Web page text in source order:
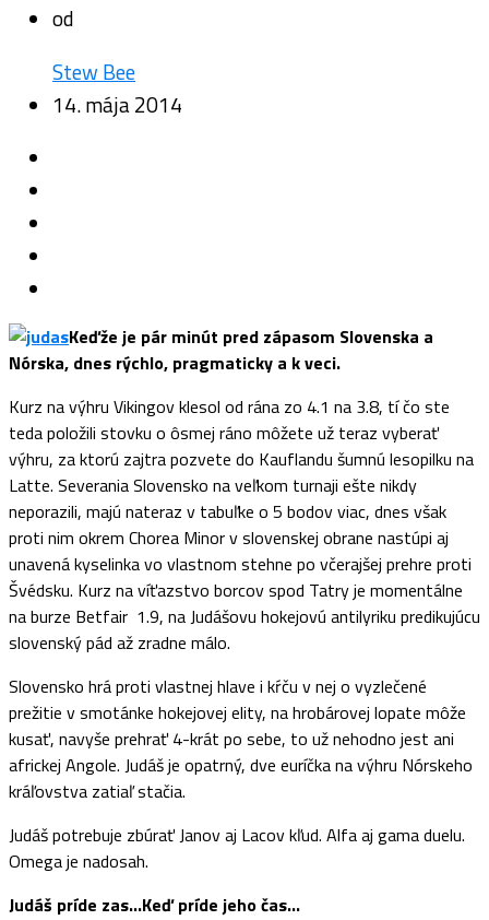
od
Stew Bee
14. mája 2014
Keďže je pár minút pred zápasom Slovenska a
Nórska, dnes rýchlo, pragmaticky a k veci.
Kurz na výhru Vikingov klesol od rána zo 4.1 na 3.8, tí čo ste
teda položili stovku o ôsmej ráno môžete už teraz vyberať
výhru, za ktorú zajtra pozvete do Kauflandu šumnú lesopilku na
Latte. Severania Slovensko na veľkom turnaji ešte nikdy
neporazili, majú nateraz v tabuľke o 5 bodov viac, dnes však
proti nim okrem Chorea Minor v slovenskej obrane nastúpi aj
unavená kyselinka vo vlastnom stehne po včerajšej prehre proti
Švédsku. Kurz na víťazstvo borcov spod Tatry je momentálne
na burze Betfair 1.9, na Judášovu hokejovú antilyriku predikujúcu
slovenský pád až zradne málo.
Slovensko hrá proti vlastnej hlave i kŕču v nej o vyzlečené
prežitie v smotánke hokejovej elity, na hrobárovej lopate môže
kusať, navyše prehrať 4-krát po sebe, to už nehodno jest ani
africkej Angole. Judáš je opatrný, dve euríčka na výhru Nórskeho
kráľovstva zatiaľ stačia.
Judáš potrebuje zbúrať Janov aj Lacov kľud. Alfa aj gama duelu.
Omega je nadosah.
Judáš príde zas…Keď príde jeho čas…